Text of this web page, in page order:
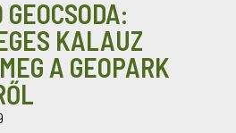
KALAUZ
A GEOPARK